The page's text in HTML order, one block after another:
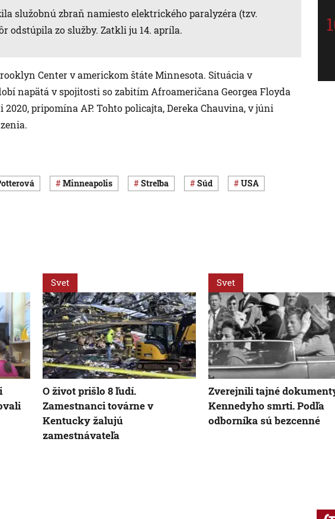
služobnú zbraň namiesto elektrického paralyzéra (tzv.
odstúpila zo služby. Zatkli ju 14. apríla.
Center v americkom štáte Minnesota. Situácia v
napätá v spojitosti so zabitím Afroameričana Georgea Floyda
pripomína AP. Tohto policajta, Dereka Chauvina, v júni
Minneapolis streľba súd USA
Svet
O život prišlo 8 ľudí.
Zamestnanci továrne v
Kentucky žalujú
zamestnávateľa
Svet
Zverejnili tajné
Kennedyho smrti. Podľa
odborníka sú bezcenné